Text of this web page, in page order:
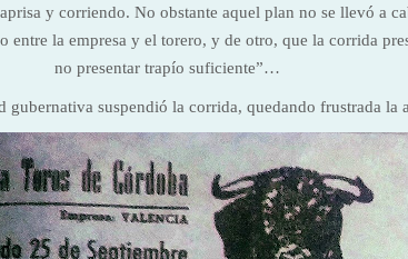
aprisa y corriendo. No obstante aquel plan no se llevó a
entre la empresa y el torero, y de otro, que la corrida
no presentar trapío suficiente”…
gubernativa suspendió la corrida, quedando frustrada la